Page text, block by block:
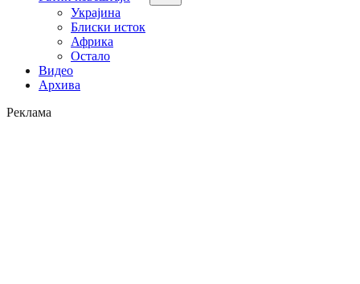
Украјина
Блиски исток
Африка
Остало
Видео
Архива
Реклама